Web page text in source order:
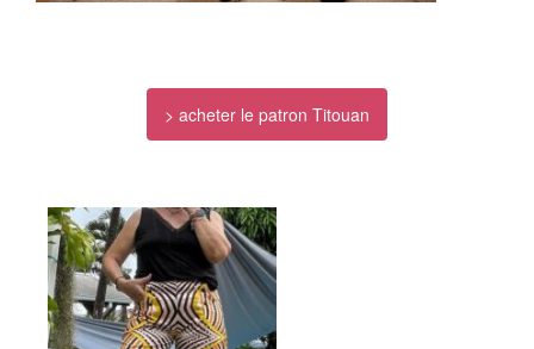
> acheter le patron Titouan